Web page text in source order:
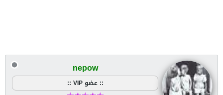
nepow
:: عضو VIP ::